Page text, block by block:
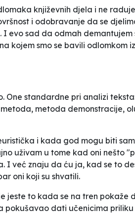
književnih djela i ne
i odobravanje da se
evo sad da odmah demantujem
kojem smo se bavili odlomkom
One standardne pri analizi
metoda demonstracije,
i kada god mogu biti
uživam u tome kad oni nešto
I već znaju da ću ja, kad se to
oni koji su shvatili.
jeste to kada se na tren pokaže
dati učenicima